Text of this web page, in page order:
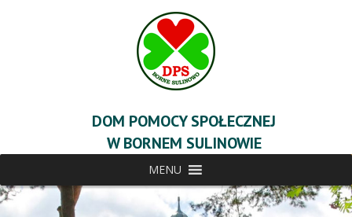
DOM POMOCY SPOŁECZNEJ
W BORNEM SULINOWIE
MENU